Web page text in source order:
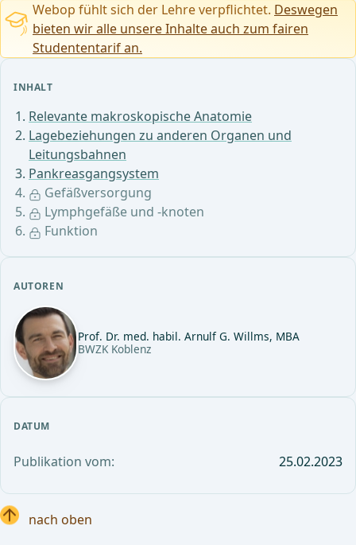
INHALT
Relevante makroskopische Anatomie
Lagebeziehungen zu anderen Organen und
Leitungsbahnen
Pankreasgangsystem
Gefäßversorgung
Lymphgefäße und -knoten
Funktion
AUTOREN
Prof. Dr. med. habil. Arnulf G. Willms, MBA
BWZK Koblenz
DATUM
Publikation vom: 25.02.2023
Webop fühlt sich der Lehre verpflichtet. Deswegen
bieten wir alle unsere Inhalte auch zum fairen
Studententarif an.
nach oben